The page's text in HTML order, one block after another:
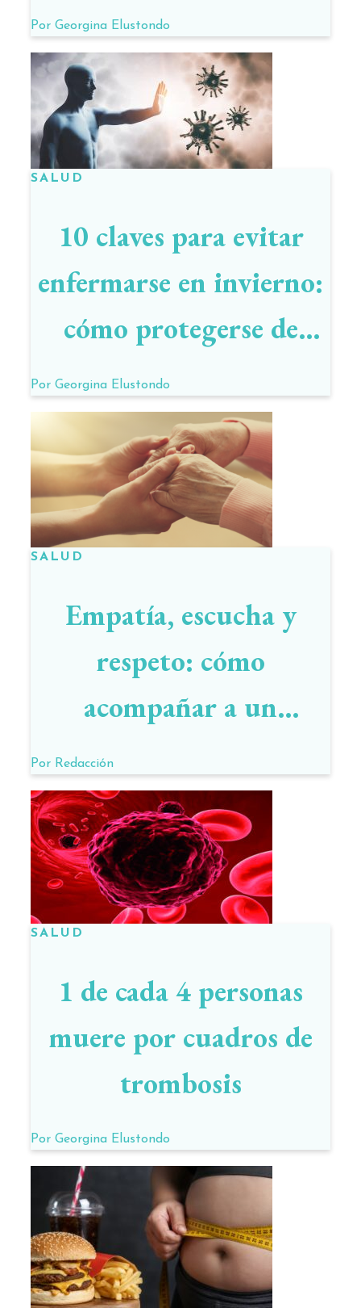
Por Georgina Elustondo
SALUD
10 claves para evitar
enfermarse en invierno:
cómo protegerse de
gripe, resfríos y otros
virus
Por Georgina Elustondo
SALUD
Empatía, escucha y
respeto: cómo
acompañar a un
enfermo de cáncer
Por Redacción
SALUD
1 de cada 4 personas
muere por cuadros de
trombosis
Por Georgina Elustondo